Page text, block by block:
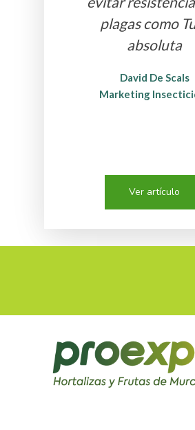
plagas como
absoluta
David De Scals
Marketing
Ver artículo